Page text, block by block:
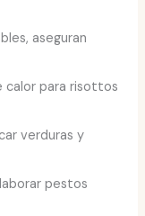
aseguran
calor para risottos
verduras y
pestos